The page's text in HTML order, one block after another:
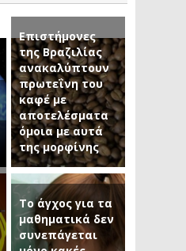
Επιστήμονες
της Βραζιλίας
ανακαλύπτουν
πρωτεΐνη του
καφέ με
αποτελέσματα
όμοια με αυτά
της μορφίνης
Το άγχος για τα
μαθηματικά δεν
συνεπάγεται